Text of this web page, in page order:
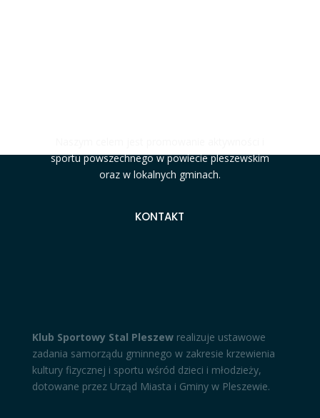
sportu powszechnego w powiecie pleszewskim
oraz w lokalnych gminach.
KONTAKT
Klub Sportowy Stal Pleszewrealizuje ustawowe
zadania samorządu gminnego w zakresie krzewienia
kultury fizycznej i sportu wśród dzieci i młodzieży,
dotowane przez Urząd Miasta i Gminy w Pleszewie.